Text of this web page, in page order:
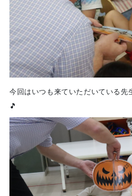
今回はいつも来ていただいている先
🎵